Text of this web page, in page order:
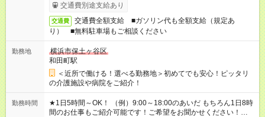
交通費別途支給あり
交通費
交通費全額支給 ■ガソリン代も全額支給（規定あ
り） ■無料駐車場もご相談ください
勤務地
横浜市保土ヶ谷区
和田町駅
＜近所で働ける！選べる勤務地＞初めてでも安心！ピッタリ
の介護施設や病院をご紹介！
勤務時間
★1日5時間～OK！ （例）9:00～18:00のあいだ もちろん1日8時
間のお仕事もご紹介可能です！ご希望をお聞かせください！★家